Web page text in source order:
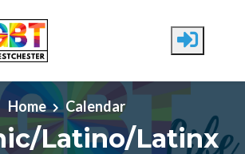
Home
Calendar
Latino/Latinx